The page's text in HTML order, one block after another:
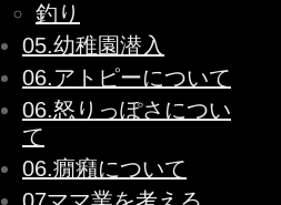
釣り
05.幼稚園潜入
06.アトピーについて
06.怒りっぽさについ
て
06.癇癪について